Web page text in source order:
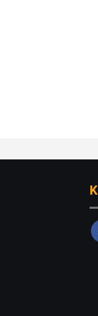
đến khả